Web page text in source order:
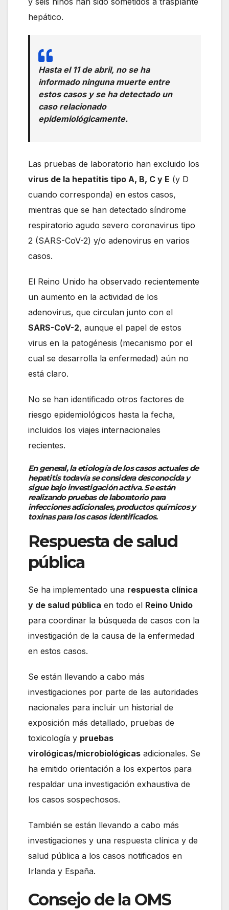
hepático.
Hasta el 11 de abril, no se ha
informado ninguna muerte entre
estos casos y se ha detectado un
caso relacionado
epidemiológicamente.
Las pruebas de laboratorio han excluido los
virus de la hepatitis tipo A, B, C y E (y D
cuando corresponda) en estos casos,
mientras que se han detectado síndrome
respiratorio agudo severo coronavirus tipo
2 (SARS-CoV-2) y/o adenovirus en varios
casos.
El Reino Unido ha observado recientemente
un aumento en la actividad de los
adenovirus, que circulan junto con el
SARS-CoV-2, aunque el papel de estos
virus en la patogénesis (mecanismo por el
cual se desarrolla la enfermedad) aún no
está claro.
No se han identificado otros factores de
riesgo epidemiológicos hasta la fecha,
incluidos los viajes internacionales
recientes.
En general, la etiología de los casos actuales de
hepatitis todavía se considera desconocida y
sigue bajo investigación activa. Se están
realizando pruebas de laboratorio para
infecciones adicionales, productos químicos y
toxinas para los casos identificados.
Respuesta de salud
pública
Se ha implementado una respuesta clínica
y de salud pública en todo el Reino Unido
para coordinar la búsqueda de casos con la
investigación de la causa de la enfermedad
en estos casos.
Se están llevando a cabo más
investigaciones por parte de las autoridades
nacionales para incluir un historial de
exposición más detallado, pruebas de
toxicología y pruebas
virológicas/microbiológicas adicionales. Se
ha emitido orientación a los expertos para
respaldar una investigación exhaustiva de
los casos sospechosos.
También se están llevando a cabo más
investigaciones y una respuesta clínica y de
salud pública a los casos notificados en
Irlanda y España.
Consejo de la OMS